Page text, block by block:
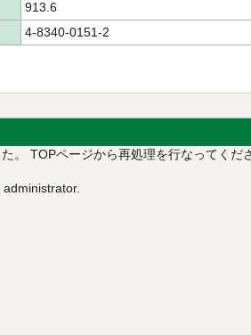
913.6
4-8340-0151-2
。 TOPページから再処理を行なってくだ